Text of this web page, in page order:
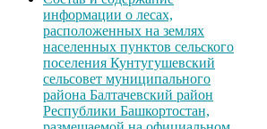
информации о лесах,
расположенных на землях
населенных пунктов сельского
поселения Кунтугушевский
сельсовет муниципального
района Балтачевский район
Республики Башкортостан,